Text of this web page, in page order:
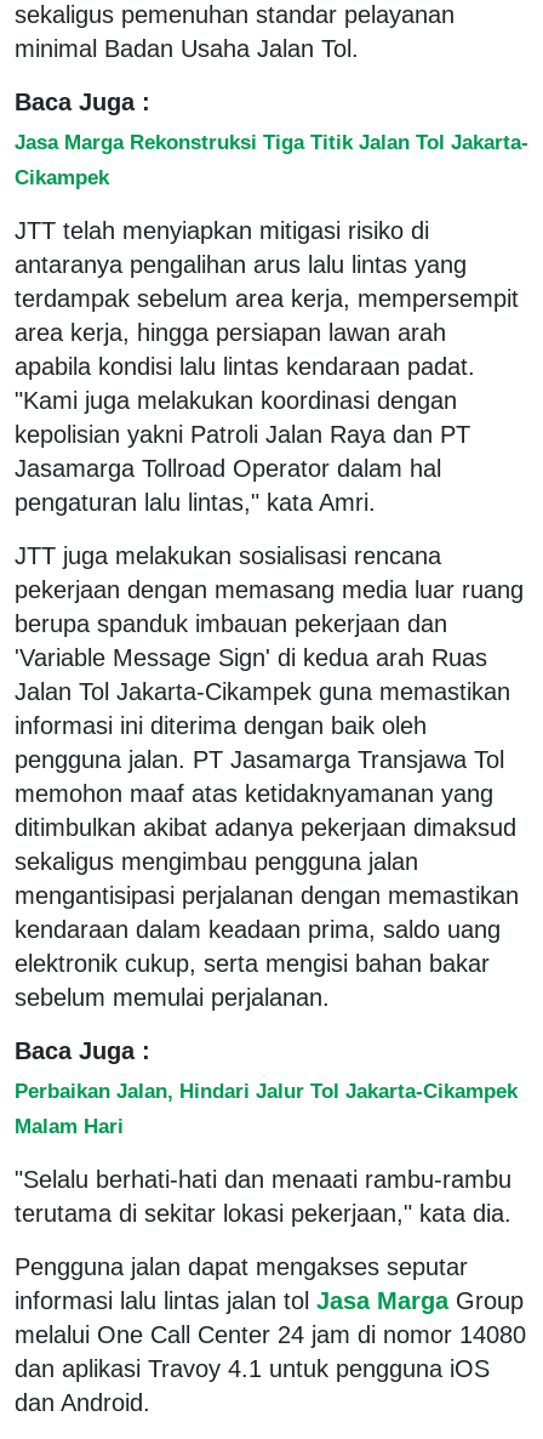
sekaligus pemenuhan standar pelayanan
minimal Badan Usaha Jalan Tol.
Baca Juga :
Jasa Marga Rekonstruksi Tiga Titik Jalan Tol Jakarta-
Cikampek
JTT telah menyiapkan mitigasi risiko di
antaranya pengalihan arus lalu lintas yang
terdampak sebelum area kerja, mempersempit
area kerja, hingga persiapan lawan arah
apabila kondisi lalu lintas kendaraan padat.
"Kami juga melakukan koordinasi dengan
kepolisian yakni Patroli Jalan Raya dan PT
Jasamarga Tollroad Operator dalam hal
pengaturan lalu lintas," kata Amri.
JTT juga melakukan sosialisasi rencana
pekerjaan dengan memasang media luar ruang
berupa spanduk imbauan pekerjaan dan
'Variable Message Sign' di kedua arah Ruas
Jalan Tol Jakarta-Cikampek guna memastikan
informasi ini diterima dengan baik oleh
pengguna jalan. PT Jasamarga Transjawa Tol
memohon maaf atas ketidaknyamanan yang
ditimbulkan akibat adanya pekerjaan dimaksud
sekaligus mengimbau pengguna jalan
mengantisipasi perjalanan dengan memastikan
kendaraan dalam keadaan prima, saldo uang
elektronik cukup, serta mengisi bahan bakar
sebelum memulai perjalanan.
Baca Juga :
Perbaikan Jalan, Hindari Jalur Tol Jakarta-Cikampek
Malam Hari
"Selalu berhati-hati dan menaati rambu-rambu
terutama di sekitar lokasi pekerjaan," kata dia.
Pengguna jalan dapat mengakses seputar
informasi lalu lintas jalan tol Jasa Marga Group
melalui One Call Center 24 jam di nomor 14080
dan aplikasi Travoy 4.1 untuk pengguna iOS
dan Android.